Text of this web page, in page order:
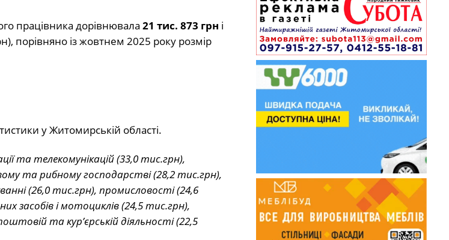
працівника дорівнювала 21 тис. 873 грн і
порівняно із жовтнем 2025 року розмір
у Житомирській області.
та телекомунікацій (33,0 тис.грн),
та рибному господарстві (28,2 тис.грн),
(26,0 тис.грн), промисловості (24,6
засобів і мотоциклів (24,5 тис.грн),
та кур’єрській діяльності (22,5